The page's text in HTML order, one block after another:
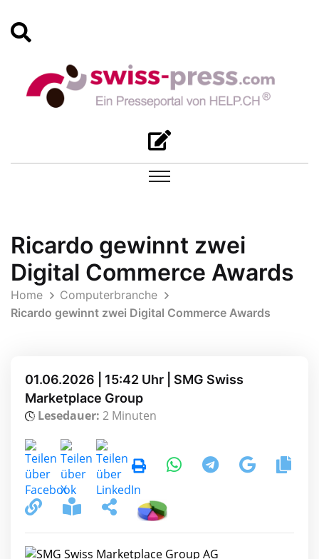
Ricardo gewinnt zwei
Digital Commerce Awards
Home
Computerbranche
Ricardo gewinnt zwei Digital Commerce Awards
01.06.2026 | 15:42 Uhr | SMG Swiss
Marketplace Group
Lesedauer: 2 Minuten